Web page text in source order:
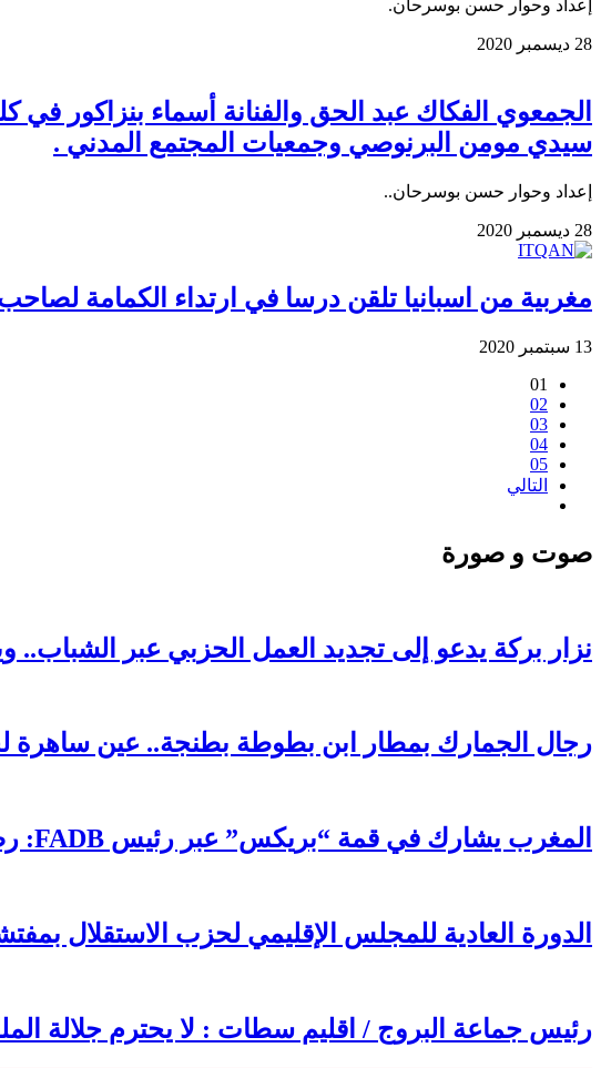
إعداد وحوار حسن بوسرحان.
28 ديسمبر 2020
الجمعوي الفكاك عبد الحق والفنانة أسماء
سيدي مومن البرنوصي وجمعيات المجتمع المدني .
إعداد وحوار حسن بوسرحان..
28 ديسمبر 2020
مغربية من اسبانيا تلقن درسا في ارتداء الكمامة
13 سبتمبر 2020
01
02
03
04
05
التالي
صوت و صورة
نزار بركة يدعو إلى تجديد العمل الحزبي عبر الشباب..
رجال الجمارك بمطار ابن بطوطة بطنجة.. عين ساهرة
المغرب يشارك في قمة “بريكس” عبر رئيس FADB: رضوان الحلوي يعزز مكانة المملكة في التحول الرقمي الأفريقي والعالمي
الدورة العادية للمجلس الإقليمي لحزب الاستقلال
رئيس جماعة البروج / اقليم سطات : لا يحترم جلالة